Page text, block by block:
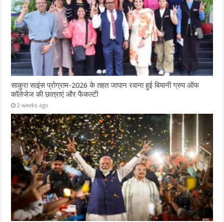
साकुरा साइंस प्रोग्राम-2026 के तहत जापान रवाना हुई बियानी ग्रुप ऑफ
कॉलेजेज की छात्राएं और फैकल्टी
2 weeks ago